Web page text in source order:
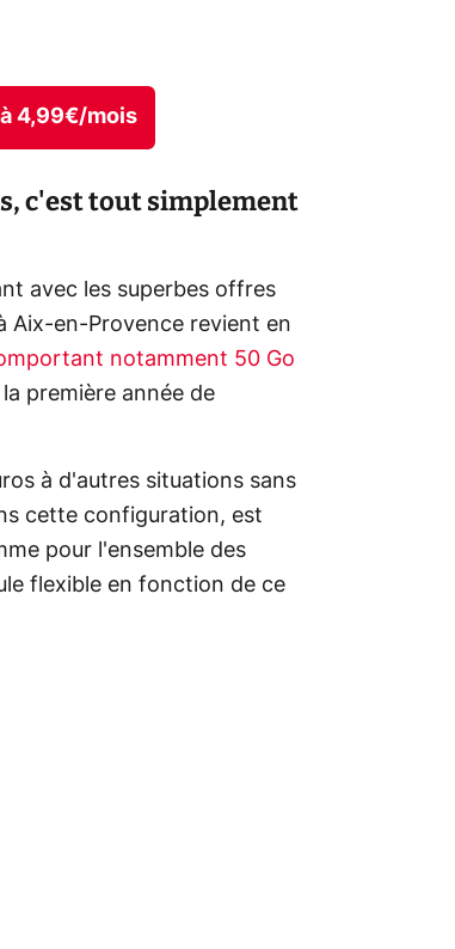
4,99€/mois
c'est tout simplement
avec les superbes offres
Aix-en-Provence revient en
notamment 50 Go
première année de
à d'autres situations sans
cette configuration, est
pour l'ensemble des
flexible en fonction de ce